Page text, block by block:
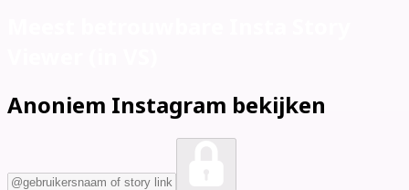
Anoniem Instagram bekijken